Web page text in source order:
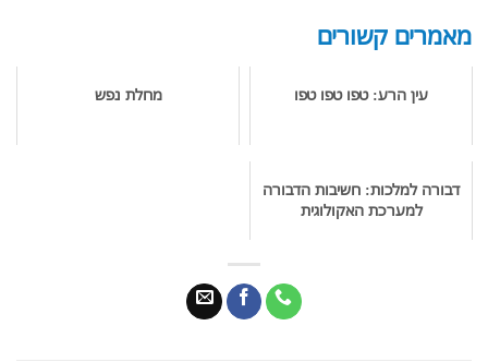
מאמרים קשורים
עין הרע: טפו טפו טפו מחלת נפש
דבורה למלכות: חשיבות הדבורה
למערכת האקולוגית